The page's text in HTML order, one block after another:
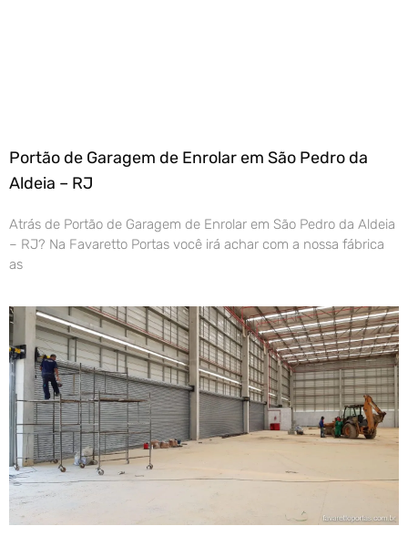
Portão de Garagem de Enrolar em São Pedro da
Aldeia – RJ
Atrás de Portão de Garagem de Enrolar em São Pedro da Aldeia
– RJ? Na Favaretto Portas você irá achar com a nossa fábrica
as